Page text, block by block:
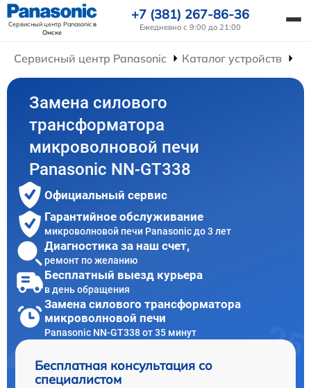
Сервисный центр Panasonicв
Омске
+7 (381) 267-86-36
Ежедневно с 9:00 до 21:00
Сервисный центр Panasonic Каталог устройств
Замена силового
трансформатора
микроволновой печи
Panasonic NN-GT338
Официальный сервис
Гарантийное обслуживание
микроволновой печи Panasonic до 3 лет
Диагностика за наш счет,
ремонт по желанию
Бесплатный выезд курьера
в день обращения
Замена силового трансформатора
микроволновой печи
Panasonic NN-GT338 от 35 минут
Бесплатная консультация со
специалистом